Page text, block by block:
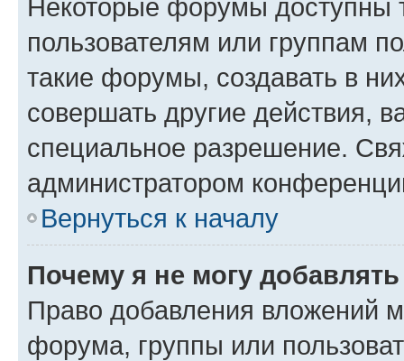
Некоторые форумы доступны
пользователям или группам
такие форумы, создавать в
совершать другие действия,
специальное разрешение.
администратором
Вернуться к началу
Почему я не могу
Право добавления вложений
форума, группы или